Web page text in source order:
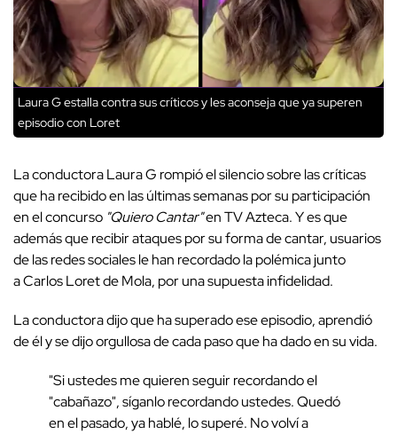
Laura G estalla contra sus críticos y les aconseja que ya superen
episodio con Loret
La conductora Laura G rompió el silencio sobre las críticas
que ha recibido en las últimas semanas por su participación
en el concurso "Quiero Cantar"en TV Azteca. Y es que
además que recibir ataques por su forma de cantar, usuarios
de las redes sociales le han recordado la polémica junto
a Carlos Loret de Mola, por una supuesta infidelidad.
La conductora dijo que ha superado ese episodio, aprendió
de él y se dijo orgullosa de cada paso que ha dado en su vida.
"Si ustedes me quieren seguir recordando el
"cabañazo", síganlo recordando ustedes. Quedó
en el pasado, ya hablé, lo superé. No volví a